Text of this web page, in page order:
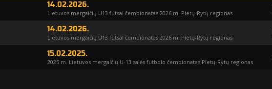
14.02.2026.
Lietuvos mergaičių U13 futsal čempionatas 2026 m. Pietų-Rytų regionas
14.02.2026.
Lietuvos mergaičių U13 futsal čempionatas 2026 m. Pietų-Rytų regionas
15.02.2025.
2025 m. Lietuvos mergaičių U-13 salės futbolo čempionatas Pietų-Rytų regionas